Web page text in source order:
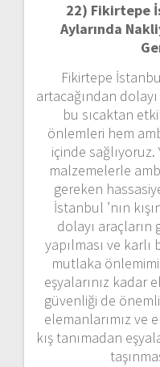
22) Fikirtepe
Aylarında
Fikirtepe
artacağından
bu sıcaktan
önlemleri hem
içinde sağlıyoruz.
malzemelerle
gereken
İstanbul ’nın
dolayı araçların
yapılması ve
mutlaka
eşyalarınız kadar
güvenliği de
elemanlarımız ve
kış tanımadan